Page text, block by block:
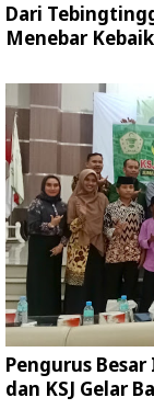
Dari
Menebar
Pengurus
dan KSJ Gelar